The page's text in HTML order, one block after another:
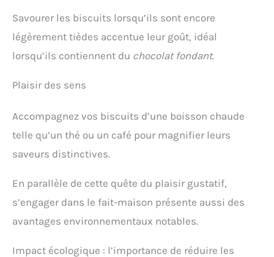
Savourer les biscuits lorsqu’ils sont encore
légèrement tièdes accentue leur goût, idéal
lorsqu’ils contiennent du chocolat fondant.
Plaisir des sens
Accompagnez vos biscuits d’une boisson chaude
telle qu’un thé ou un café pour magnifier leurs
saveurs distinctives.
En parallèle de cette quête du plaisir gustatif,
s’engager dans le fait-maison présente aussi des
avantages environnementaux notables.
Impact écologique : l’importance de réduire les